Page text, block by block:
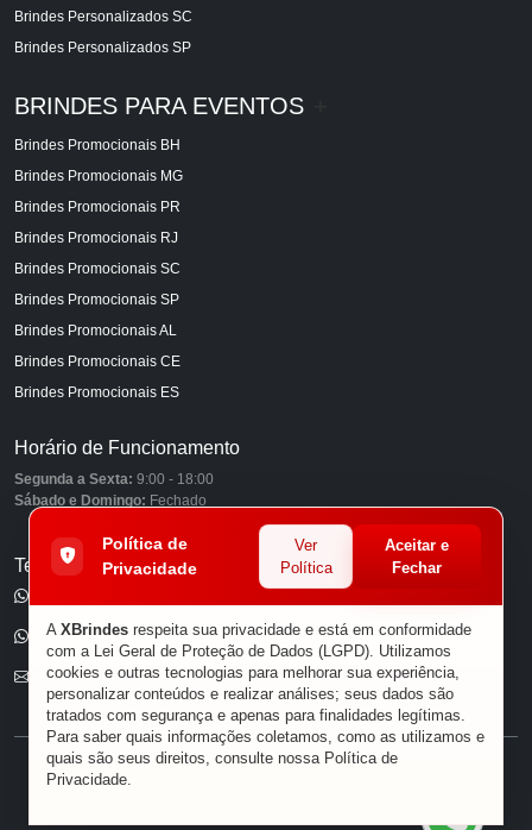
Brindes Personalizados SC
Brindes Personalizados SP
BRINDES PARA EVENTOS
Brindes Promocionais BH
Brindes Promocionais MG
Brindes Promocionais PR
Brindes Promocionais RJ
Brindes Promocionais SC
Brindes Promocionais SP
Brindes Promocionais AL
Brindes Promocionais CE
Brindes Promocionais ES
Horário de Funcionamento
Segunda a Sexta: 9:00 - 18:00
Sábado e Domingo: Fechado
Telefones
(11) 96585-7462
E-mail
® XBRINDES
Política de
Privacidade
Ver
Política
Aceitar e
Fechar
A XBrindes respeita sua privacidade e está em conformidade
com a Lei Geral de Proteção de Dados (LGPD). Utilizamos
cookies e outras tecnologias para melhorar sua experiência,
personalizar conteúdos e realizar análises; seus dados são
tratados com segurança e apenas para finalidades legítimas.
Para saber quais informações coletamos, como as utilizamos e
quais são seus direitos, consulte nossa Política de
Privacidade.